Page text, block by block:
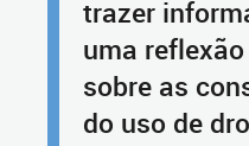
trazer
uma
sobre as
do uso de